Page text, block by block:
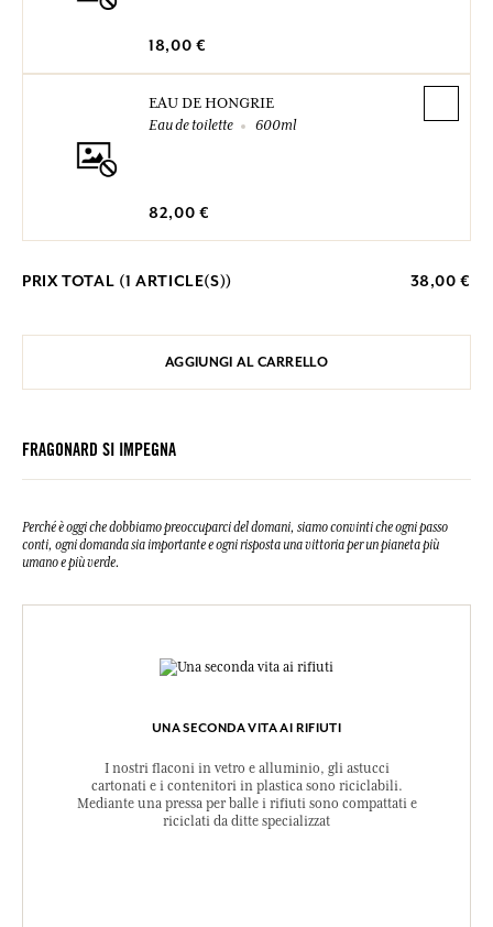
18,00 €
EAU DE HONGRIE
Eau de toilette
600ml
82,00 €
PRIX TOTAL (1 ARTICLE(S)) 38,00 €
AGGIUNGI AL CARRELLO
FRAGONARD SI IMPEGNA
Perché è oggi che dobbiamo preoccuparci del domani, siamo convinti che ogni passo
conti, ogni domanda sia importante e ogni risposta una vittoria per un pianeta più
umano e più verde.
UNA SECONDA VITA AI RIFIUTI
I nostri flaconi in vetro e alluminio, gli astucci
cartonati e i contenitori in plastica sono riciclabili.
Mediante una pressa per balle i rifiuti sono compattati e
riciclati da ditte specializzat